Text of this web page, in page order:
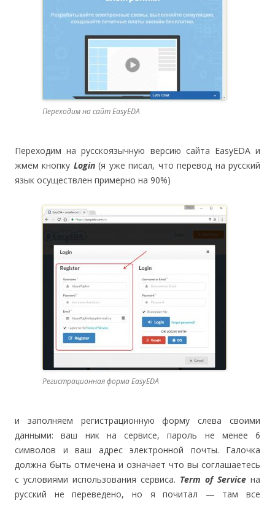
Переходим на сайт EasyEDA
Переходим на русскоязычную версию сайта EasyEDA и
жмем кнопку Login(я уже писал, что перевод на русский
язык осуществлен примерно на 90%)
Регистрационная форма EasyEDA
и заполняем регистрационную форму слева своими
данными: ваш ник на сервисе, пароль не менее 6
символов и ваш адрес электронной почты. Галочка
должна быть отмечена и означает что вы соглашаетесь
с условиями использования сервиса. Term of Service на
русский не переведено, но я почитал — там все